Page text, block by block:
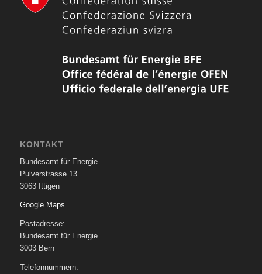
KONTAKT
Bundesamt für Energie
Pulverstrasse 13
3063 Ittigen
Google Maps
Postadresse:
Bundesamt für Energie
3003 Bern
Telefonnummern: